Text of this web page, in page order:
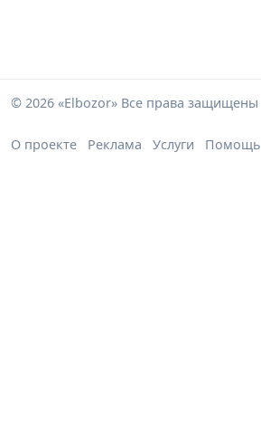
© 2026 «Elbozor» Все права защищены
О проекте Реклама Услуги Помощь